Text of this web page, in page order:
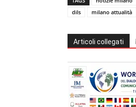
dils
milano attualità
Articoli collegati